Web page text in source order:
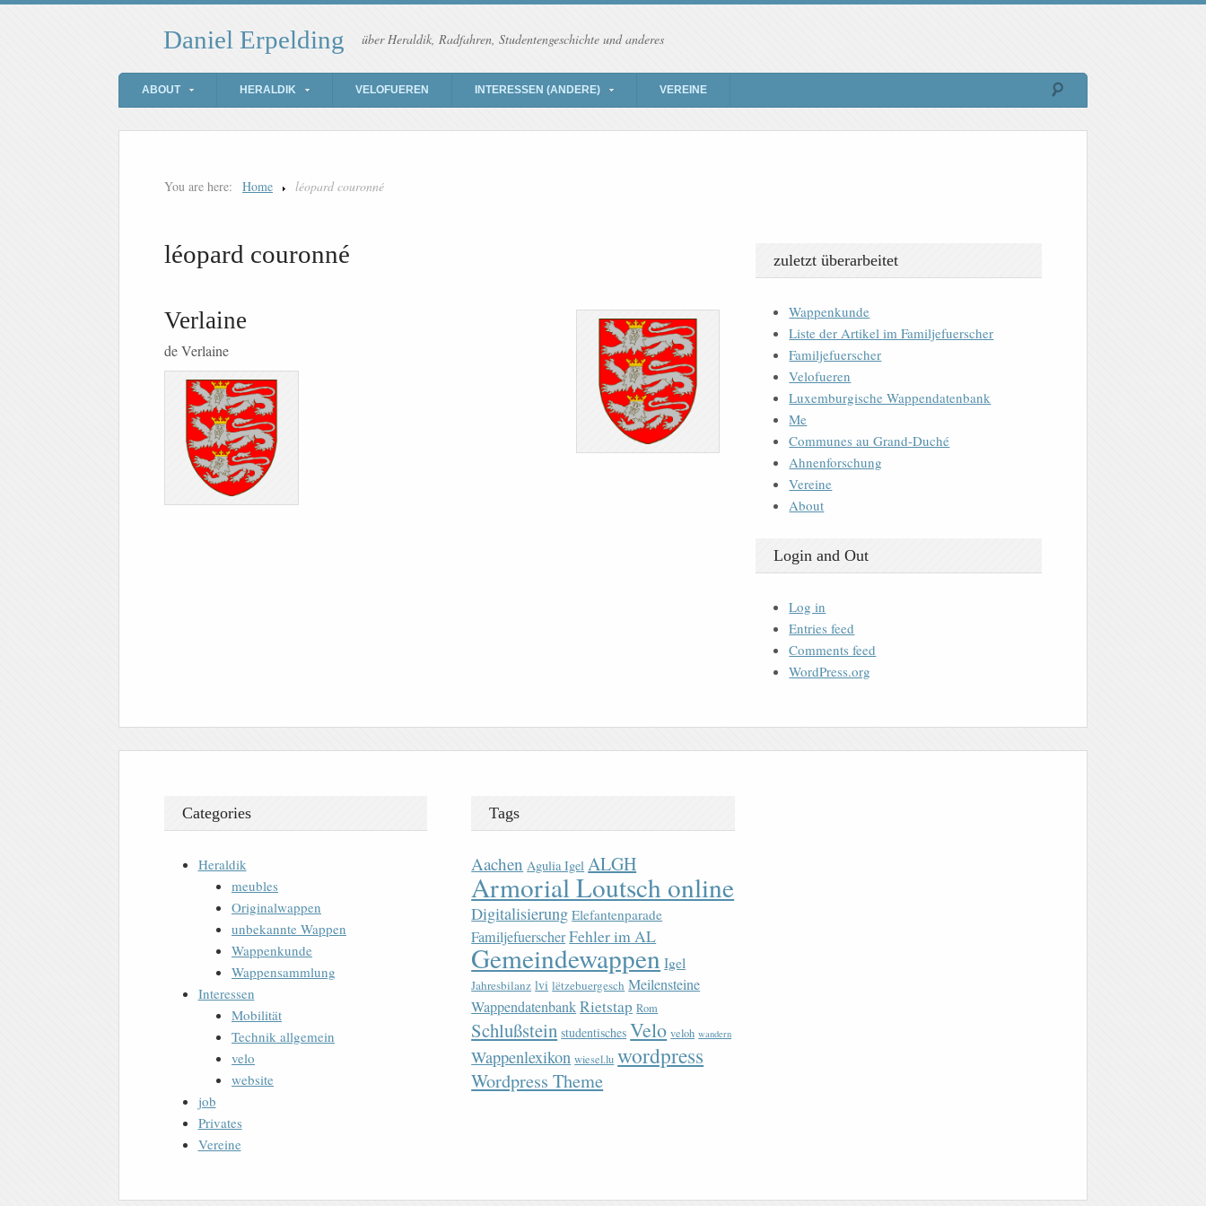
Daniel Erpelding über Heraldik, Radfahren, Studentengeschichte und anderes
ABOUT HERALDIK VELOFUEREN INTERESSEN (ANDERE) VEREINE
You are here: Home léopard couronné
léopard couronné
Verlaine
de Verlaine
zuletzt überarbeitet
Wappenkunde
Liste der Artikel im Familjefuerscher
Familjefuerscher
Velofueren
Luxemburgische Wappendatenbank
Me
Communes au Grand-Duché
Ahnenforschung
Vereine
About
Login and Out
Log in
Entries feed
Comments feed
WordPress.org
Categories
Heraldik
meubles
Originalwappen
unbekannte Wappen
Wappenkunde
Wappensammlung
Interessen
Mobilität
Technik allgemein
velo
website
job
Privates
Vereine
Tags
Aachen Agulia Igel ALGH
Armorial Loutsch online
Digitalisierung Elefantenparade
FamiljefuerscherFehler im AL
Gemeindewappen Igel
Jahresbilanz lvi lëtzebuergesch Meilensteine
WappendatenbankRietstap Rom
Schlußstein studentisches Velo veloh wandern
Wappenlexikon wiesel.lu wordpress
Wordpress Theme